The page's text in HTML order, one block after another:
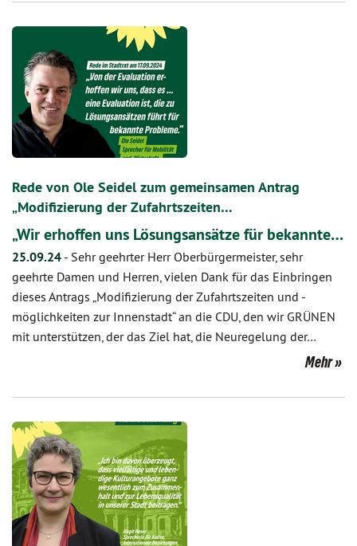
Rede von Ole Seidel zum gemeinsamen Antrag
„Modifizierung der Zufahrtszeiten…
„Wir erhoffen uns Lösungsansätze für bekannte…
25.09.24 - Sehr geehrter Herr Oberbürgermeister, sehr
geehrte Damen und Herren, vielen Dank für das Einbringen
dieses Antrags „Modifizierung der Zufahrtszeiten und -
möglichkeiten zur Innenstadt“ an die CDU, den wir GRÜNEN
mit unterstützen, der das Ziel hat, die Neuregelung der…
Mehr